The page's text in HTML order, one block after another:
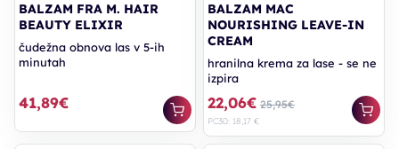
BALZAM FRA M. HAIR
BEAUTY ELIXIR
čudežna obnova las v 5-ih
minutah
41,89€
BALZAM MAC
NOURISHING LEAVE-IN
CREAM
hranilna krema za lase - se ne
izpira
22,06€ 25,95€
PC30: 18,17 €